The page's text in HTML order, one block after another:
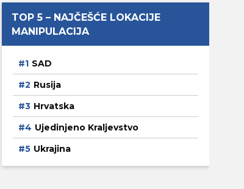
TOP 5 – NAJČEŠĆE LOKACIJE
MANIPULACIJA
SAD
Rusija
Hrvatska
Ujedinjeno Kraljevstvo
Ukrajina